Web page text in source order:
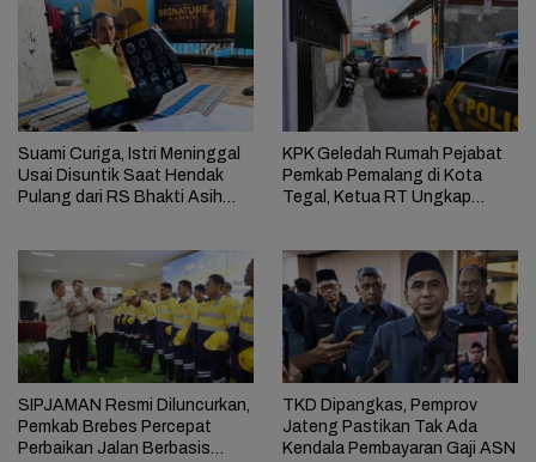
Suami Curiga, Istri Meninggal
Usai Disuntik Saat Hendak
Pulang dari RS Bhakti Asih
KPK Geledah Rumah Pejabat
Pemkab Pemalang di Kota
Tegal, Ketua RT Ungkap
SIPJAMAN Resmi Diluncurkan,
Pemkab Brebes Percepat
Perbaikan Jalan Berbasis
TKD Dipangkas, Pemprov
Jateng Pastikan Tak Ada
Kendala Pembayaran Gaji ASN